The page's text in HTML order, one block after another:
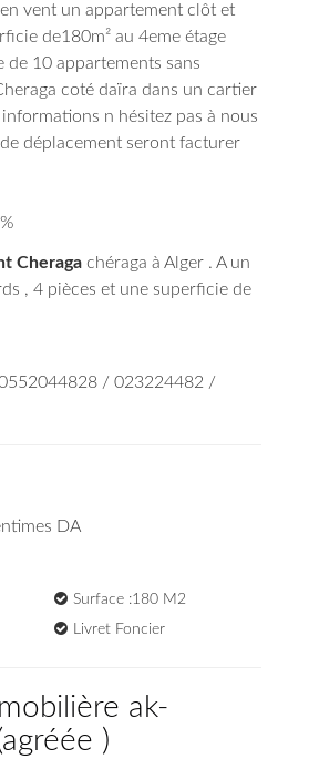
vent un appartement clôt et
de180m² au 4eme étage
de 10 appartements sans
coté daïra dans un cartier
n hésitez pas à nous
déplacement seront facturer
Cheraga chéraga à Alger . A un
, 4 pièces et une superficie de
/ 023224482 /
DA
Surface :180 M2
Livret Foncier
ak-
agréée )